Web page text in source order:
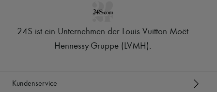
24S ist ein Unternehmen der Louis Vuitton Moët
Hennessy-Gruppe (LVMH).
Kundenservice